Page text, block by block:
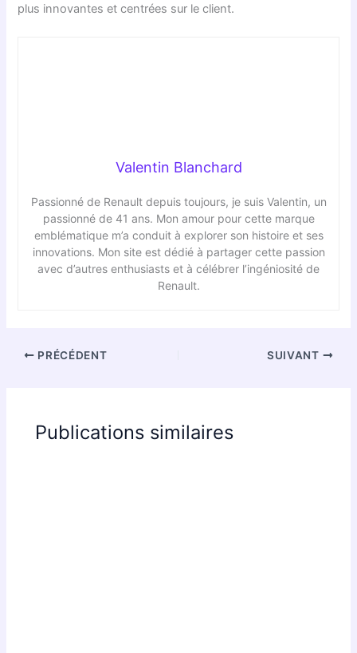
plus innovantes et centrées sur le client.
Valentin Blanchard
Passionné de Renault depuis toujours, je suis Valentin, un
passionné de 41 ans. Mon amour pour cette marque
emblématique m’a conduit à explorer son histoire et ses
innovations. Mon site est dédié à partager cette passion
avec d’autres enthusiasts et à célébrer l’ingéniosité de
Renault.
PRÉCÉDENT SUIVANT
Publications similaires